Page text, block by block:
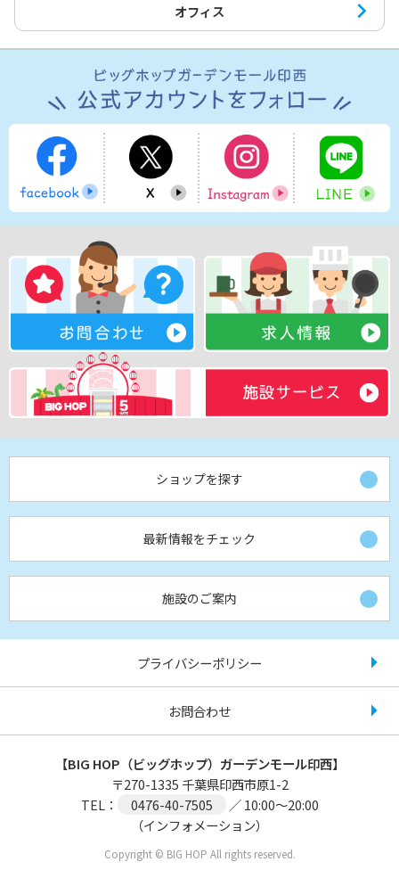
オフィス
ショップを探す
最新情報をチェック
施設のご案内
プライバシーポリシー
お問合わせ
【BIG HOP（ビッグホップ）ガーデンモール印西】
〒270-1335 千葉県印西市原1-2
TEL：
0476-40-7505
／ 10:00～20:00
（インフォメーション）
Copyright © BIG HOP All rights reserved.